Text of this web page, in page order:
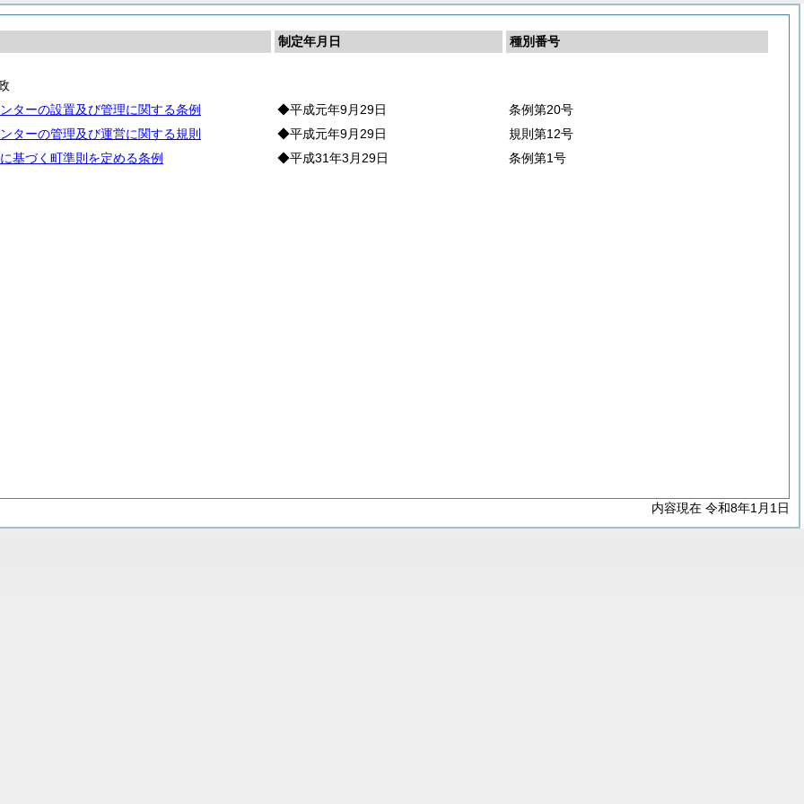
制定年月日
種別番号
ターの設置及び管理に関する条例
◆平成元年9月29日
条例第20号
ターの管理及び運営に関する規則
◆平成元年9月29日
規則第12号
基づく町準則を定める条例
◆平成31年3月29日 条例第1号
内容現在 令和8年1月1日